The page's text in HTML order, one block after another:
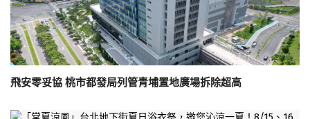
飛安零妥協 桃市都發局列管青埔置地廣場拆除超高